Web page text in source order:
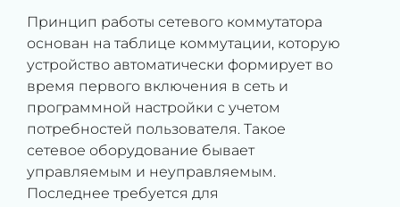
Принцип работы сетевого коммутатора
основан на таблице коммутации, которую
устройство автоматически формирует во
время первого включения в сеть и
программной настройки с учетом
потребностей пользователя. Такое
сетевое оборудование бывает
управляемым и неуправляемым.
Последнее требуется для